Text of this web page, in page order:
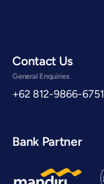
Contact Us
General Enquiries
+62 812-9866-6751
Bank Partner